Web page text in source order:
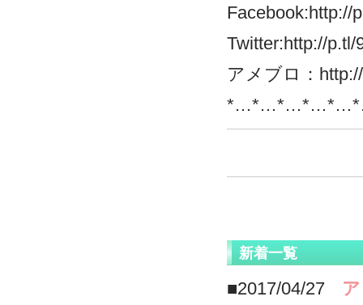
Facebook:http://
Twitter:http://p.tl/
アメブロ：
新着一覧
■2017/04/27